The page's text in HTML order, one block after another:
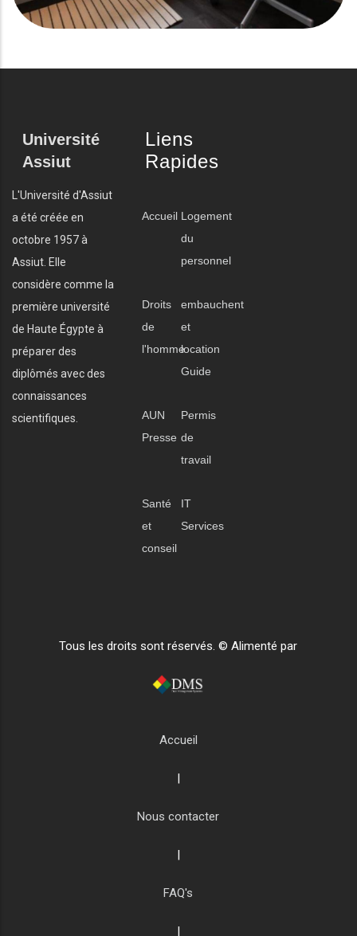
Université
Assiut
L'Université d'Assiut
a été créée en
octobre 1957 à
Assiut. Elle
considère comme la
première université
de Haute Égypte à
préparer des
diplômés avec des
connaissances
scientifiques.
Liens
Rapides
Accueil Logement
du
personnel
Droits
de
l'homme
embauchent
et
location
Guide
AUN
Presse
Permis
de
travail
Santé
et
conseil
IT
Services
Tous les droits sont réservés. © Alimenté par
Accueil
Nous contacter
FAQ's